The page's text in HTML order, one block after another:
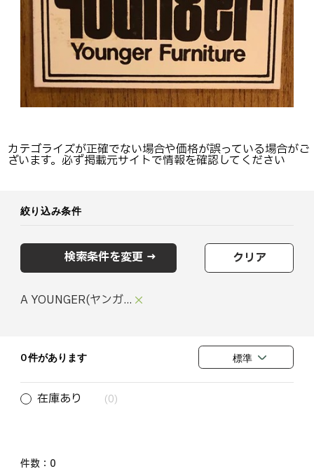
カテゴライズが正確でない場合や価格が誤っている場合がご
ざいます。必ず掲載元サイトで情報を確認してください
絞り込み条件
検索条件を変更 → クリア
A YOUNGER(ヤンガ...
0 件があります 標準
在庫あり (0)
件数： 0